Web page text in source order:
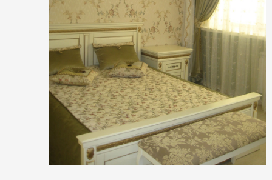
Дизайнерам
Контакты
+7 (4822) 453-534